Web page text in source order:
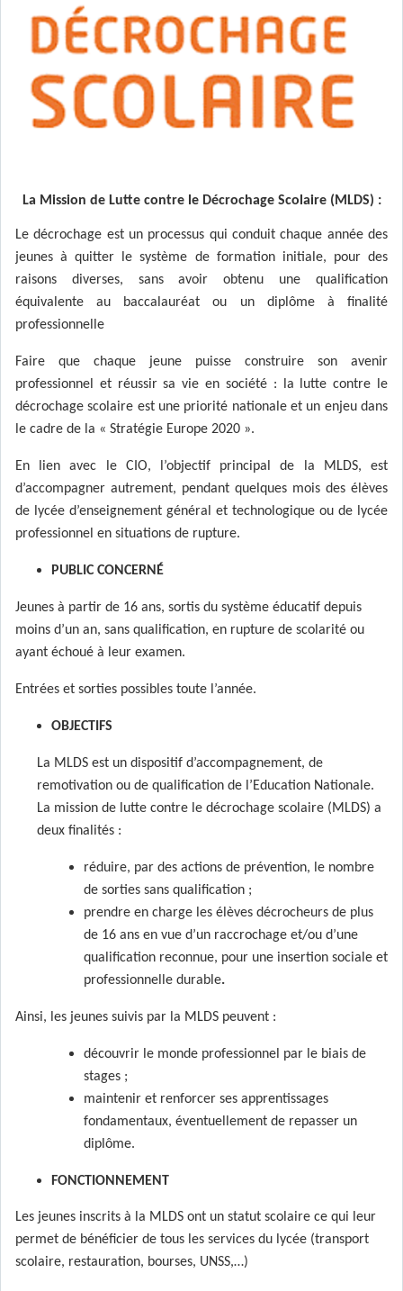
La Mission de Lutte contre le Décrochage Scolaire (MLDS) :
Le décrochage est un processus qui conduit chaque année des
jeunes à quitter le système de formation initiale, pour des
raisons diverses, sans avoir obtenu une qualification
équivalente au baccalauréat ou un diplôme à finalité
professionnelle
Faire que chaque jeune puisse construire son avenir
professionnel et réussir sa vie en société : la lutte contre le
décrochage scolaire est une priorité nationale et un enjeu dans
le cadre de la « Stratégie Europe 2020 ».
En lien avec le CIO, l’objectif principal de la MLDS, est
d’accompagner autrement, pendant quelques mois des élèves
de lycée d’enseignement général et technologique ou de lycée
professionnel en situations de rupture.
PUBLIC CONCERNÉ
Jeunes à partir de 16 ans, sortis du système éducatif depuis
moins d’un an, sans qualification, en rupture de scolarité ou
ayant échoué à leur examen.
Entrées et sorties possibles toute l’année.
OBJECTIFS
La MLDS est un dispositif d’accompagnement, de
remotivation ou de qualification de l’Education Nationale.
La mission de lutte contre le décrochage scolaire (MLDS) a
deux finalités :
réduire, par des actions de prévention, le nombre
de sorties sans qualification ;
prendre en charge les élèves décrocheurs de plus
de 16 ans en vue d’un raccrochage et/ou d’une
qualification reconnue, pour une insertion sociale et
professionnelle durable.
Ainsi, les jeunes suivis par la MLDS peuvent :
découvrir le monde professionnel par le biais de
stages ;
maintenir et renforcer ses apprentissages
fondamentaux, éventuellement de repasser un
diplôme.
FONCTIONNEMENT
Les jeunes inscrits à la MLDS ont un statut scolaire ce qui leur
permet de bénéficier de tous les services du lycée (transport
scolaire, restauration, bourses, UNSS,…)